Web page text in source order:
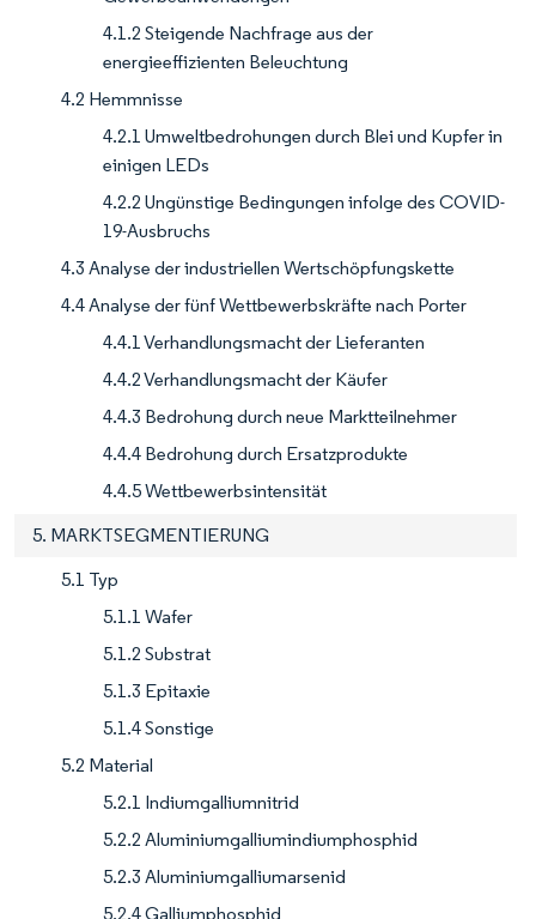
4.1.2 Steigende Nachfrage aus der
energieeffizienten Beleuchtung
4.2 Hemmnisse
4.2.1 Umweltbedrohungen durch Blei und Kupfer in
einigen LEDs
4.2.2 Ungünstige Bedingungen infolge des COVID-
19-Ausbruchs
4.3 Analyse der industriellen Wertschöpfungskette
4.4 Analyse der fünf Wettbewerbskräfte nach Porter
4.4.1 Verhandlungsmacht der Lieferanten
4.4.2 Verhandlungsmacht der Käufer
4.4.3 Bedrohung durch neue Marktteilnehmer
4.4.4 Bedrohung durch Ersatzprodukte
4.4.5 Wettbewerbsintensität
5. MARKTSEGMENTIERUNG
5.1 Typ
5.1.1 Wafer
5.1.2 Substrat
5.1.3 Epitaxie
5.1.4 Sonstige
5.2 Material
5.2.1 Indiumgalliumnitrid
5.2.2 Aluminiumgalliumindiumphosphid
5.2.3 Aluminiumgalliumarsenid
5.2.4 Galliumphosphid